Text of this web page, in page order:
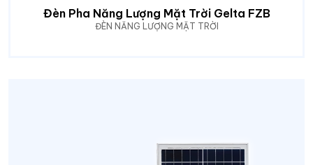
Đèn Pha Năng Lượng Mặt Trời Gelta FZB
ĐÈN NĂNG LƯỢNG MẶT TRỜI